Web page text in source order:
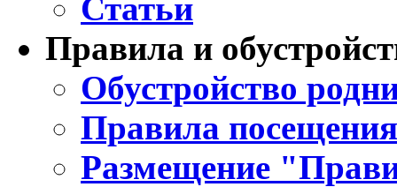
Статьи
Правила и
Обустройство
Правила
Размещение